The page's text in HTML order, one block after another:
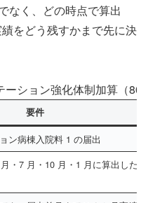
なく、どの時点で算出
をどう残すかまで先に決
ーション強化体制加算（80
要件
ン病棟入院料 1 の届出
・7 月・10 月・1 月に算出した